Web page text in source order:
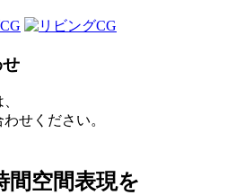
せください。
間空間表現を